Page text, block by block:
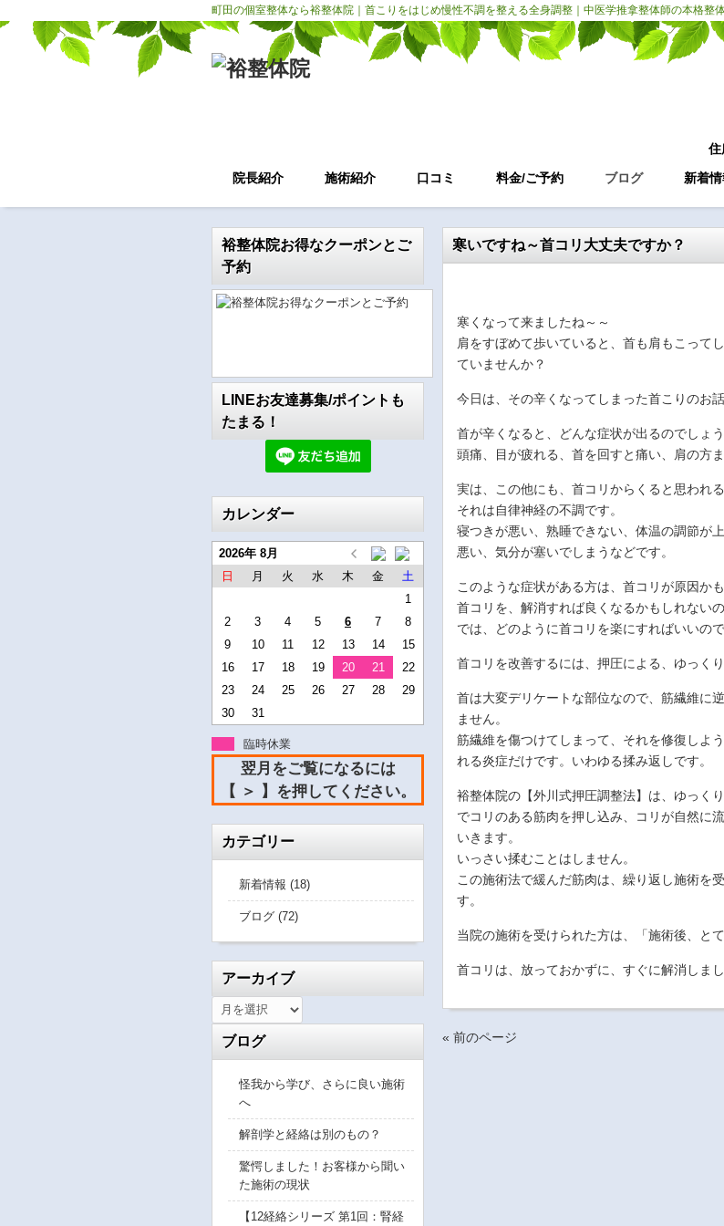
町田の個室整体なら裕整体院｜首こりをはじめ慢性不調を整える全身調整｜中医学推拿整体師の本格整
住
院長紹介 施術紹介 口コミ 料金/ご予約 ブログ 新着
寒いですね～首コリ大丈夫ですか？
寒くなって来ましたね～～
肩をすぼめて歩いていると、首も肩もこって
ていませんか？
今日は、その辛くなってしまった首こりのお話
首が辛くなると、どんな症状が出るのでしょう
頭痛、目が疲れる、首を回すと痛い、肩の方
実は、この他にも、首コリからくると思われ
それは自律神経の不調です。
寝つきが悪い、熟睡できない、体温の調節が
悪い、気分が塞いでしまうなどです。
このような症状がある方は、首コリが原因かも
首コリを、解消すれば良くなるかもしれないの
では、どのように首コリを楽にすればいいので
首コリを改善するには、押圧による、ゆっく
首は大変デリケートな部位なので、筋繊維に
ません。
筋繊維を傷つけてしまって、それを修復しよ
れる炎症だけです。いわゆる揉み返しです。
裕整体院の【外川式押圧調整法】は、ゆっく
でコリのある筋肉を押し込み、コリが自然に
いきます。
いっさい揉むことはしません。
この施術法で緩んだ筋肉は、繰り返し施術を
す。
当院の施術を受けられた方は、「施術後、と
首コリは、放っておかずに、すぐに解消しまし
« 前のページ
裕整体院お得なクーポンとご
予約
LINEお友達募集/ポイントも
たまる！
カレンダー
2026年 8月
日
月 火 水 木 金
土
1
2
3 4 5 6 7
8
9
10 11 12 13 14
15
16
17 18 19 20 21
22
23
24 25 26 27 28
29
30
31
臨時休業
翌月をご覧になるには
【 ＞ 】を押してください。
カテゴリー
新着情報 (18)
ブログ (72)
アーカイブ
ブログ
怪我から学び、さらに良い施術
へ
解剖学と経絡は別のもの？
驚愕しました！お客様から聞い
た施術の現状
【12経絡シリーズ 第1回：腎経